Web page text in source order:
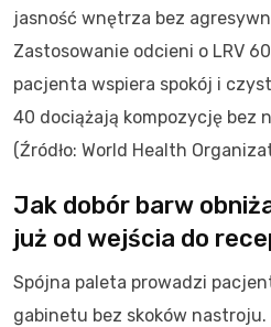
jasność wnętrza bez
Zastosowanie odcieni o LRV
pacjenta wspiera spokój i
40 dociążają kompozycję bez
(Źródło: World Health
Jak dobór barw
już od wejścia do
Spójna paleta prowadzi
gabinetu bez skoków nastroju.